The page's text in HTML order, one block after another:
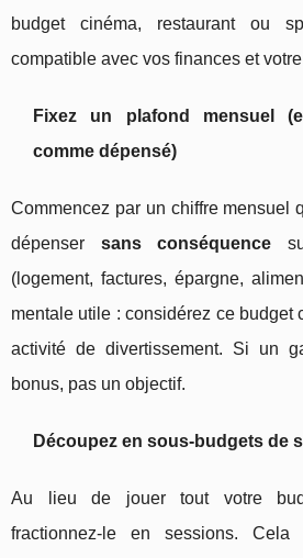
budget cinéma, restaurant ou
compatible avec vos finances et
Fixez un plafond mensuel
comme dépensé)
Commencez par un chiffre mensuel
dépenser sans conséquence
(logement, factures, épargne,
mentale utile : considérez ce budget
activité de divertissement. Si un
bonus, pas un objectif.
Découpez en sous-budgets de
Au lieu de jouer tout votre
fractionnez-le en sessions.